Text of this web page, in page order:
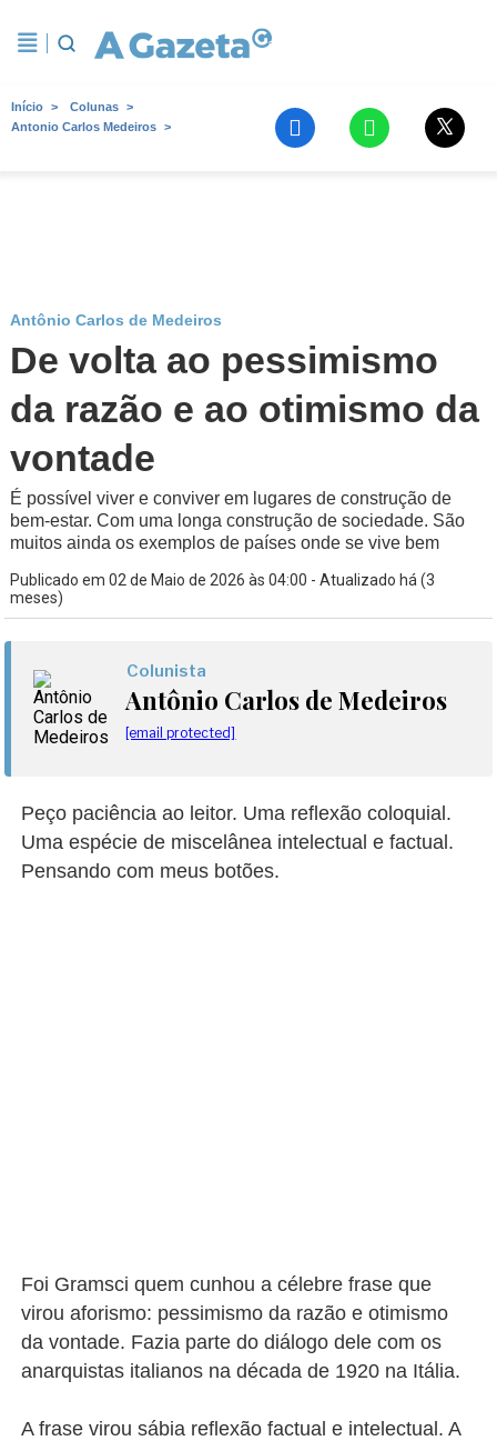
Início
Colunas
Antonio Carlos Medeiros
Antônio Carlos de Medeiros
De volta ao pessimismo
da razão e ao otimismo da
vontade
É possível viver e conviver em lugares de construção de
bem-estar. Com uma longa construção de sociedade. São
muitos ainda os exemplos de países onde se vive bem
Publicado em 02 de Maio de 2026 às 04:00 - Atualizado há (3
meses)
Colunista
Antônio Carlos de Medeiros
[email protected]
Peço paciência ao leitor. Uma reflexão coloquial.
Uma espécie de miscelânea intelectual e factual.
Pensando com meus botões.
Foi Gramsci quem cunhou a célebre frase que
virou aforismo: pessimismo da razão e otimismo
da vontade. Fazia parte do diálogo dele com os
anarquistas italianos na década de 1920 na Itália.
A frase virou sábia reflexão factual e intelectual. A